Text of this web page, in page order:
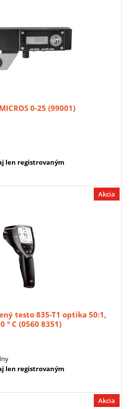
0-25 (99001)
len registrovaným
Akcia
testo 835-T1 optika 50:1,
° C (0560 8351)
len registrovaným
Akcia